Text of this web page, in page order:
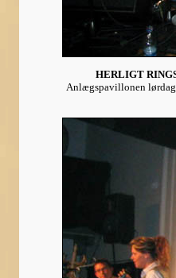
HERLIGT
Anlægspavillonen lørdag